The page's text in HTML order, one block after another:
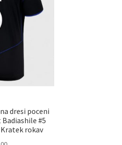
dresi poceni
#5
rokav